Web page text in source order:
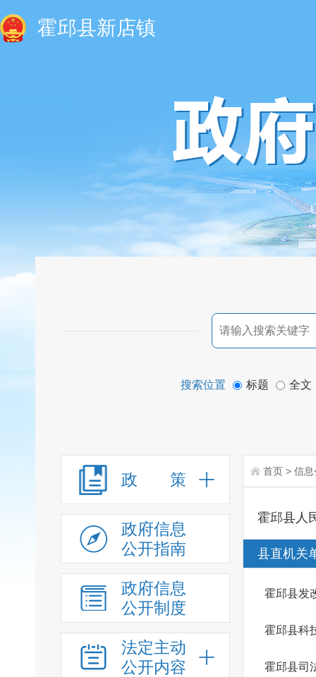
霍邱县新店镇
搜索位置 标题 全文
政 策
政府信息
公开指南
政府信息
公开制度
法定主动
公开内容
首页 > 信息
霍邱县人
县直机关
霍邱县发
霍邱县科
霍邱县司